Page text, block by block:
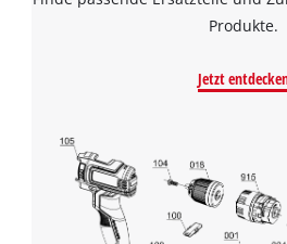
Produkte.
Jetzt